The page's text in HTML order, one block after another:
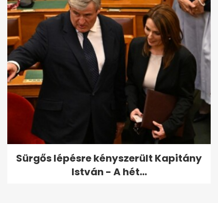
Sürgős lépésre kényszerült Kapitány
István - A hét...